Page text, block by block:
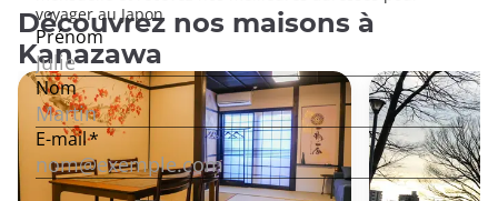
Découvrez nos maisons à
Kanazawa